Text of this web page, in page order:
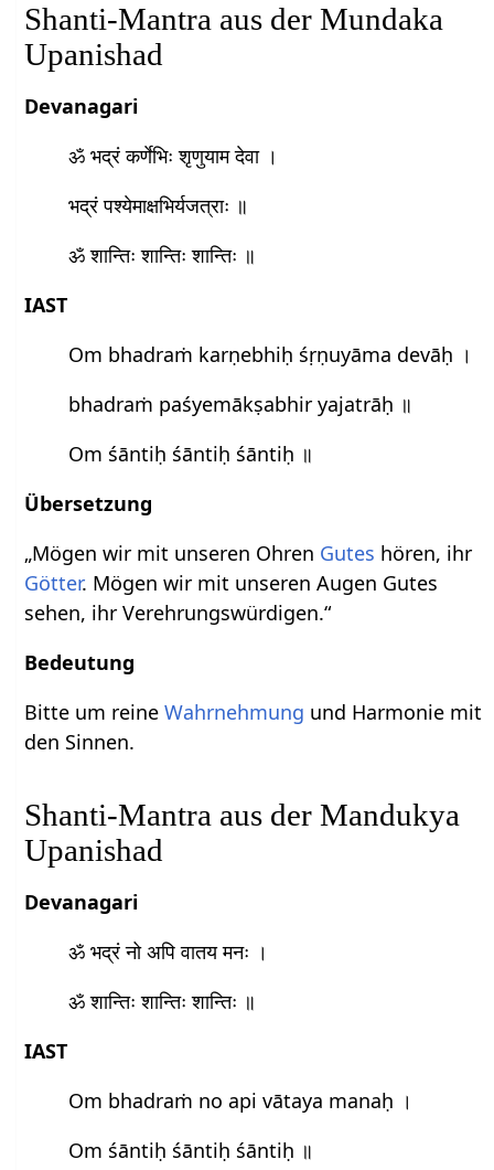
Shanti-Mantra aus der Mundaka
Upanishad
Devanagari
ॐ भद्रं कर्णेभिः शृणुयाम देवा ।
भद्रं पश्येमाक्षभिर्यजत्राः ॥
ॐ शान्तिः शान्तिः शान्तिः ॥
IAST
Om bhadraṁ karṇebhiḥ śṛṇuyāma devāḥ ।
bhadraṁ paśyemākṣabhir yajatrāḥ ॥
Om śāntiḥ śāntiḥ śāntiḥ ॥
Übersetzung
„Mögen wir mit unseren Ohren Gutes hören, ihr
Götter. Mögen wir mit unseren Augen Gutes
sehen, ihr Verehrungswürdigen.“
Bedeutung
Bitte um reineWahrnehmung und Harmonie mit
den Sinnen.
Shanti-Mantra aus der Mandukya
Upanishad
Devanagari
ॐ भद्रं नो अपि वातय मनः ।
ॐ शान्तिः शान्तिः शान्तिः ॥
IAST
Om bhadraṁ no api vātaya manaḥ ।
Om śāntiḥ śāntiḥ śāntiḥ ॥